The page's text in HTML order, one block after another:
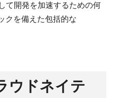
て開発を加速するための何
クを備えた包括的な
ウドネイテ